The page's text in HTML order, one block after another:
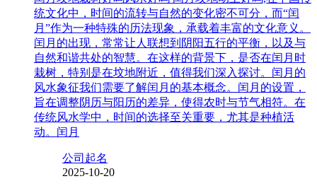
统文化中，时间的流转与自然的变化密不可分，而“闰
月”作为一种特殊的历法现象，承载着丰富的文化意义。
闰月的出现，常常让人联想到阴阳五行的平衡，以及与
自然和谐共处的智慧。在这样的背景下，是否在闰月时
栽树，特别是在坟地附近，值得我们深入探讨。闰月的
风水象征我们需要了解闰月的基本概念。闰月的设置，
旨在调整阴历与阳历的差异，使得农时与节气相符。在
传统风水学中，时间的选择至关重要，尤其是种植活
动。闰月
公司起名
2025-10-20